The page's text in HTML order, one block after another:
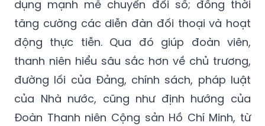
dụng mạnh mẽ chuyển đổi số; đồng thời
tăng cường các diễn đàn đối thoại và hoạt
động thực tiễn. Qua đó giúp đoàn viên,
thanh niên hiểu sâu sắc hơn về chủ trương,
đường lối của Đảng, chính sách, pháp luật
của Nhà nước, cũng như định hướng của
Đoàn Thanh niên Cộng sản Hồ Chí Minh, từ